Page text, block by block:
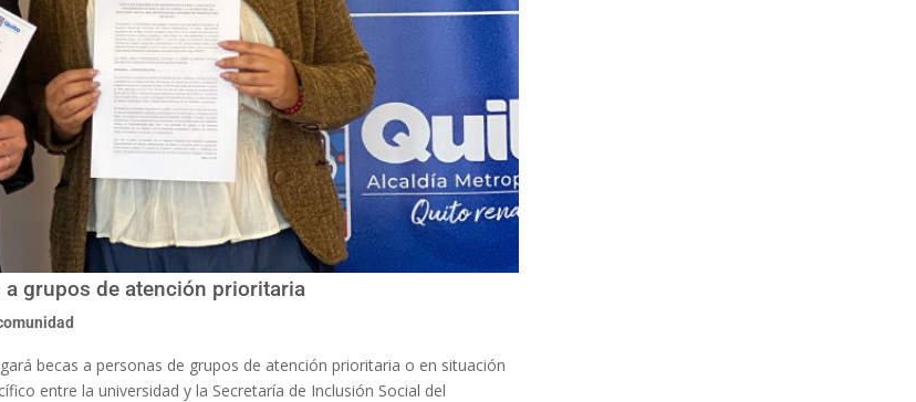
a grupos de atención prioritaria
becas a personas de grupos de atención prioritaria o en situación
entre la universidad y la Secretaría de Inclusión Social del